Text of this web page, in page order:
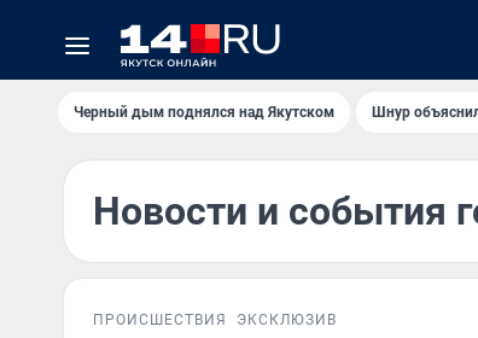
Черный дым поднялся над Якутском Шнур
Новости и события
ПРОИСШЕСТВИЯ ЭКСКЛЮЗИВ